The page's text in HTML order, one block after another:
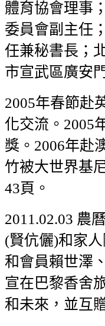
體育協會理事
委員會副主任
任兼秘書長；
市宣武區廣安
2005年春節赴
化交流。2005
獎。2006年赴
竹被大世界基
43頁。
2011.02.03 農
(賢伉儷)和家
和會員賴世澤
宣在巴黎香舍
和未來，並互